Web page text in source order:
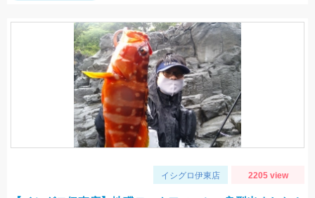
イシグロ伊東店 2205 view